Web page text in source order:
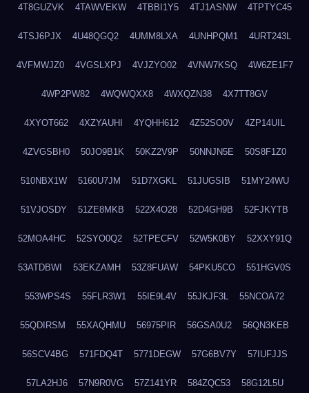
4T8GUZVK 4TAWVEKW 4TBBI1Y5 4TJ1ASNW 4TPTYC45
4TSJ6PJX 4U48QGQ2 4UMM8LXA 4UNHPQM1 4URT243L
4VFMWJZ0 4VGSLXPJ 4VJZYO02 4VNW7KSQ 4W6ZE1F7
4WP2PW82 4WQWQXX8 4WXQZN38 4X7TT8GV
4XYOT662 4XZYAUHI 4YQHH612 4Z52SO0V 4ZP14UIL
4ZVGSBH0 50JO9B1K 50KZ2V9P 50NNJN5E 50S8F1Z0
510NBX1W 5160U7JM 51D7XGKL 51JUGSIB 51MY24WU
51VJOSDY 51ZE8MKB 522X4O28 52D4GH9B 52FJKYTB
52MOA4HC 52SYO0Q2 52TPECFV 52W5K0BY 52XXY91Q
53ATDBWI 53EKZAMH 53Z8FUAW 54PKU5CO 551HGV0S
553WPS4S 55FLR3W1 55IE9L4V 55JKJF3L 55NCOA72
55QDIRSM 55XAQHMU 56975PIR 56GSA0U2 56QN3KEB
56SCV4BG 571FDQ4T 5771DEGW 57G6BV7Y 57IUFJJS
57LA2HJ6 57N9R0VG 57Z141YR 584ZQC53 58G12L5U